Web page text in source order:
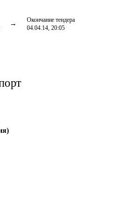
Окончание тендера
04.04.14, 20:05